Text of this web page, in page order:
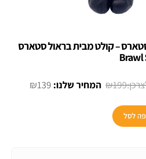
– קולט מבית בראול סטארס
Brawl
₪199
המחיר
₪139 המחיר
לסל